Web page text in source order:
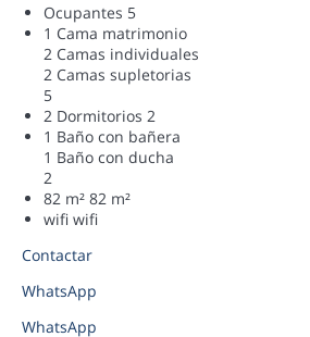
Ocupantes 5
1 Cama matrimonio
2 Camas individuales
2 Camas supletorias
5
2 Dormitorios 2
1 Baño con bañera
1 Baño con ducha
2
82 m² 82 m²
wifi wifi
Contactar
WhatsApp
WhatsApp